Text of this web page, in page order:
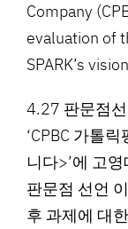
Company
evaluation of
SPARK’s
4.27 판문점
‘CPBC 가톨
니다>’에 고
판문점 선언
후 과제에 대